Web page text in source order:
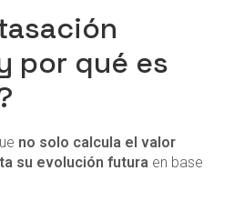
por qué es
no solo calcula el valor
su evolución futura en base